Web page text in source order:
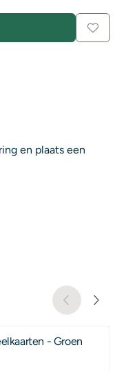
en plaats een
- Groen